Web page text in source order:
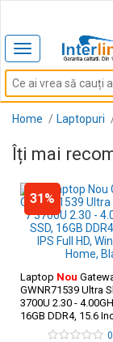
Toggle
navigation
Home Laptopuri
Îți mai
31%
Laptop Nou
GWNR71539 Ultra
3700U 2.30 -
16GB DDR4, 15.6
HD, Windows 11